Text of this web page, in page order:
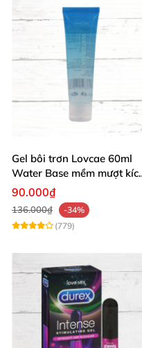
Gel bôi trơn Lovcae 60ml
Water Base mềm mượt
thích
90.000₫
136.000₫
-34%
(779)